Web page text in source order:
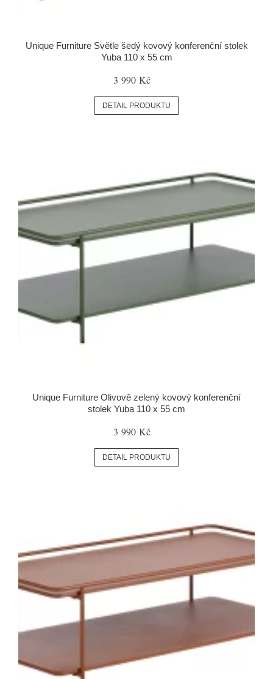
Unique Furniture Světle šedý kovový konferenční stolek
Yuba 110 x 55 cm
3 990 Kč
DETAIL PRODUKTU
Unique Furniture Olivově zelený kovový konferenční
stolek Yuba 110 x 55 cm
3 990 Kč
DETAIL PRODUKTU